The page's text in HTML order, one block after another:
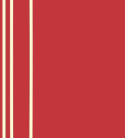
μπαίνοντας κάτω από
Κόντζογλου γίνεται ένα
έρωτα, έναν αγώνα και έναν
τέλη του 19ου αιώνα.